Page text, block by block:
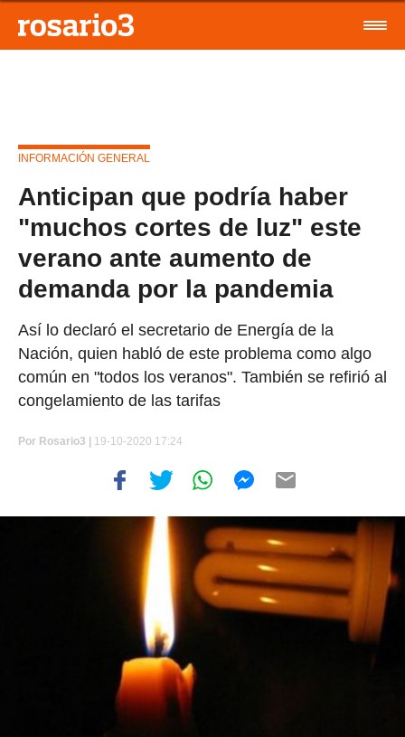
INFORMACIÓN GENERAL
Anticipan que podría haber
"muchos cortes de luz" este
verano ante aumento de
demanda por la pandemia
Así lo declaró el secretario de Energía de la
Nación, quien habló de este problema como algo
común en "todos los veranos". También se refirió al
congelamiento de las tarifas
Por Rosario3 | 19-10-2020 17:24